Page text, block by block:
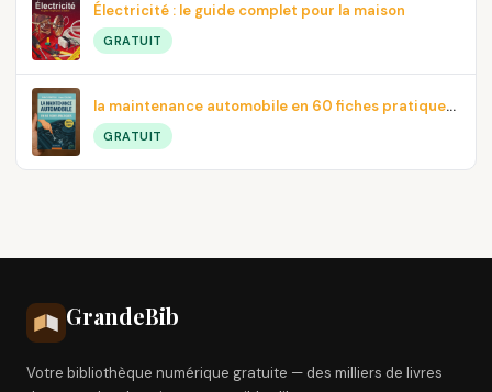
Électricité : le guide complet pour la maison
GRATUIT
la maintenance automobile en 60 fiches pratiques en PDF
GRATUIT
GrandeBib
Votre bibliothèque numérique gratuite — des milliers de livres